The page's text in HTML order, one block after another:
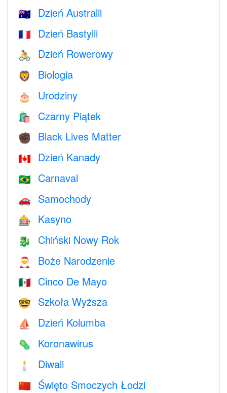
🇦🇺 Dzień Australii
🇫🇷 Dzień Bastylii
🚴 Dzień Rowerowy
🦁 Biologia
🎂 Urodziny
🛍 Czarny Piątek
✊🏿 Black Lives Matter
🇨🇦 Dzień Kanady
🇧🇷 Carnaval
🚗 Samochody
🎰 Kasyno
🐉 Chiński Nowy Rok
🎅 Boże Narodzenie
🇲🇽 Cinco De Mayo
🤓 Szkoła Wyższa
⛵️ Dzień Kolumba
🦠 Koronawirus
🕯 Diwali
🇨🇳 Święto Smoczych Łodzi